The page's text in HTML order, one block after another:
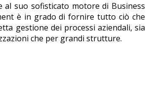
al suo sofisticato motore di Business
è in grado di fornire tutto ciò che
gestione dei processi aziendali, sia
che per grandi strutture.